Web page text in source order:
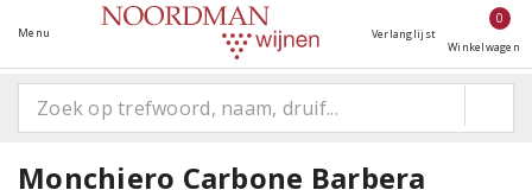
Menu Verlanglijst
0
Winkelwagen
Monchiero Carbone Barbera